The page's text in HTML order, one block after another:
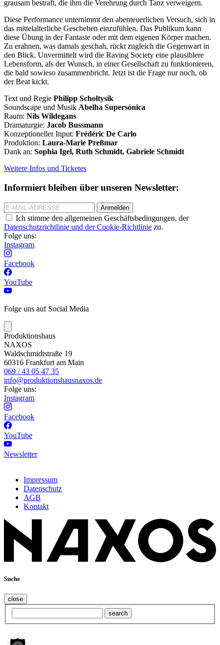
grausam bestraft, die ihm die Verehrung durch Tanz verweigern.
Diese Performance unternimmt den abenteuerlichen Versuch, sich in
das mittelalterliche Geschehen einzufühlen. Das Publikum kann
diese Übung in der Fantasie oder mit dem eigenen Körper machen.
Zu erahnen, was damals geschah, rückt zugleich die Gegenwart in
den Blick. Unvermittelt wird die Raving Society eine plausiblere
Lebensform, als der Wunsch, in einer Gesellschaft zu funktionieren,
die bald sowieso zusammenbricht. Jetzt ist die Frage nur noch, ob
der Beat kickt.
Text und Regie Philipp Scholtysik
Soundscape und Musik Abelha Supersónica
Raum: Nils Wildegans
Dramaturgie: Jacob Bussmann
Konzeptioneller Input: Frédéric De Carlo
Produktion: Laura-Marie Preßmar
Dank an: Sophia Igel, Ruth Schmidt, Gabriele Schmidt
Weitere Infos und Ticketes
Informiert bleiben über unseren Newsletter:
Anmelden
Ich stimme den allgemeinen Geschäftsbedingungen, der
Datenschutzrichtlinie und der Cookie-Richtlinie zu.
Folge uns:
Instagram
Facebook
YouTube
Folge uns auf Social Media
Produktionshaus
NAXOS
Waldschmidtstraße 19
60316 Frankfurt am Main
069 / 43 05 47 35
info@produktionshausnaxos.de
Folge uns:
Instagram
Facebook
YouTube
Newsletter
Impressum
Datenschutz
AGB
Kontakt
Suche
close
search